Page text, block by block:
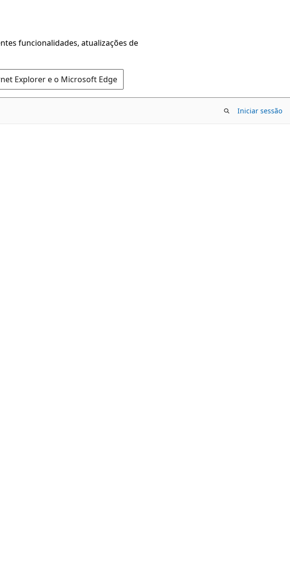
funcionalidades, atualizações de
Explorer e o Microsoft Edge
Iniciar sessão